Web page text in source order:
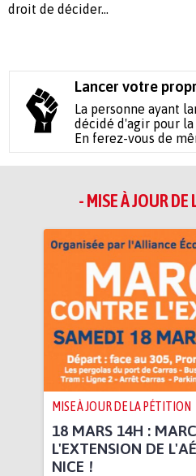
droit de décider...
Lancer votre
La personne ayant
décidé d'agir pour
En ferez-vous de
- MISE À JOUR
MISE À JOUR DE LA PÉTITION
18 MARS 14H :
L'EXTENSION DE
NICE !